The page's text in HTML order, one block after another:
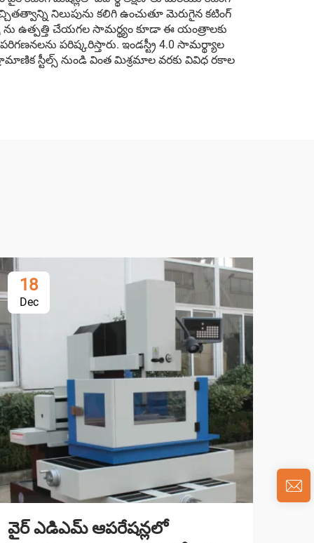
నిలుపును కలిగి ఉంచుతూ మెరుగైన కటింగ్
ను ఉత్పత్తి చేయగల సామర్థ్యం కూడా ఈ యంత్రాలకు
పరిష్కరిస్తారు. ఇండస్ట్రీ 4.0 సామర్థ్యాల
స్టీల్స్ నుండి వింత మిశ్రమాల వరకు వివిధ రకాల
18
Dec
వైర్ ఎడిఎమ్ ఆపరేషన్లలో